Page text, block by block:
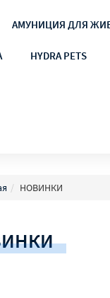
АМУНИЦИЯ ДЛЯ
HYDRA PETS
НОВИНКИ